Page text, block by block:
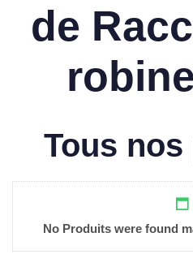
de
Tous
No Produits were found